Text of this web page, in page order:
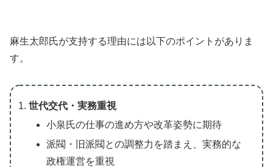
麻生太郎氏が支持する理由には以下のポイントがありま
す。
世代交代・実務重視
小泉氏の仕事の進め方や改革姿勢に期待
派閥・旧派閥との調整力を踏まえ、実務的な
政権運営を重視